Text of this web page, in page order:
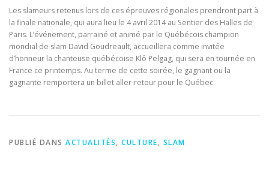
Les slameurs retenus lors de ces épreuves régionales prendront part à
la finale nationale, qui aura lieu le 4 avril 2014 au Sentier des Halles de
Paris. L’événement, parrainé et animé par le Québécois champion
mondial de slam David Goudreault, accueillera comme invitée
d’honneur la chanteuse québécoise Klô Pelgag, qui sera en tournée en
France ce printemps. Au terme de cette soirée, le gagnant ou la
gagnante remportera un billet aller-retour pour le Québec.
PUBLIÉ DANS ACTUALITÉS, CULTURE, SLAM